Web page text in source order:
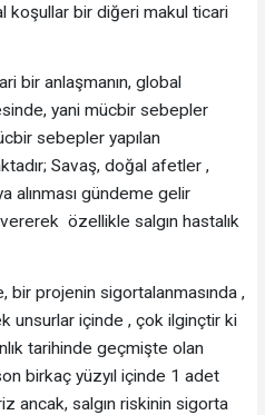
koşullar bir diğeri makul ticari
bir anlaşmanın, global
yani mücbir sebepler
sebepler yapılan
Savaş, doğal afetler ,
alınması gündeme gelir
özellikle salgın hastalık
bir projenin sigortalanmasında ,
unsurlar içinde , çok ilginçtir ki
tarihinde geçmişte olan
birkaç yüzyıl içinde 1 adet
ancak, salgın riskinin sigorta